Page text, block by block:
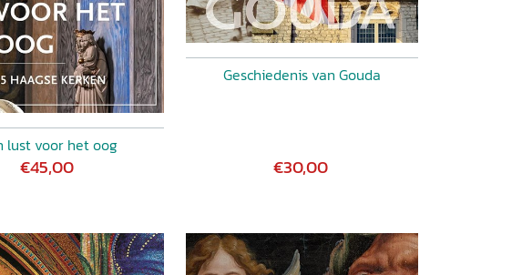
lust voor het oog
€45,00
Geschiedenis van Gouda
€30,00